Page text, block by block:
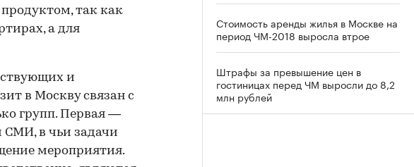
так как
а для
и
в Москву связан с
групп. Первая —
СМИ, в чьи задачи
мероприятия.
Стоимость аренды жилья в Москве на
период ЧМ-2018 выросла втрое
Штрафы за превышение цен в
гостиницах перед ЧМ выросли до 8,2
млн рублей